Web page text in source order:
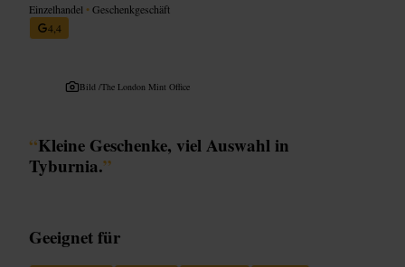
Einzelhandel •Geschenkgeschäft
4,4
Bild /The London Mint Office
“Kleine Geschenke, viel Auswahl in
Tyburnia.”
Geeignet für